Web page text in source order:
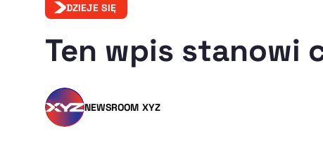
DZIEJE SIĘ
Ten wpis stanowi
NEWSROOM XYZ